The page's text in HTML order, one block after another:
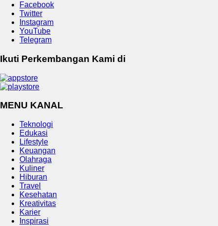
Facebook
Twitter
Instagram
YouTube
Telegram
Ikuti Perkembangan Kami di
MENU KANAL
Teknologi
Edukasi
Lifestyle
Keuangan
Olahraga
Kuliner
Hiburan
Travel
Kesehatan
Kreativitas
Karier
Inspirasi